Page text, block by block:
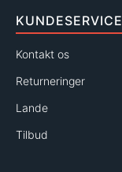
KUNDESERVICE
Kontakt os
Returneringer
Lande
Tilbud